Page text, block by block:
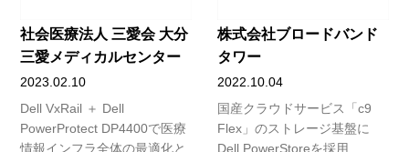
社会医療法人 三愛会 大分
三愛メディカルセンター
2023.02.10
Dell VxRail ＋ Dell
PowerProtect DP4400で医療
情報インフラ全体の最適化と
株式会社ブロードバンド
タワー
2022.10.04
国産クラウドサービス「c9
Flex」のストレージ基盤に
Dell PowerStoreを採用